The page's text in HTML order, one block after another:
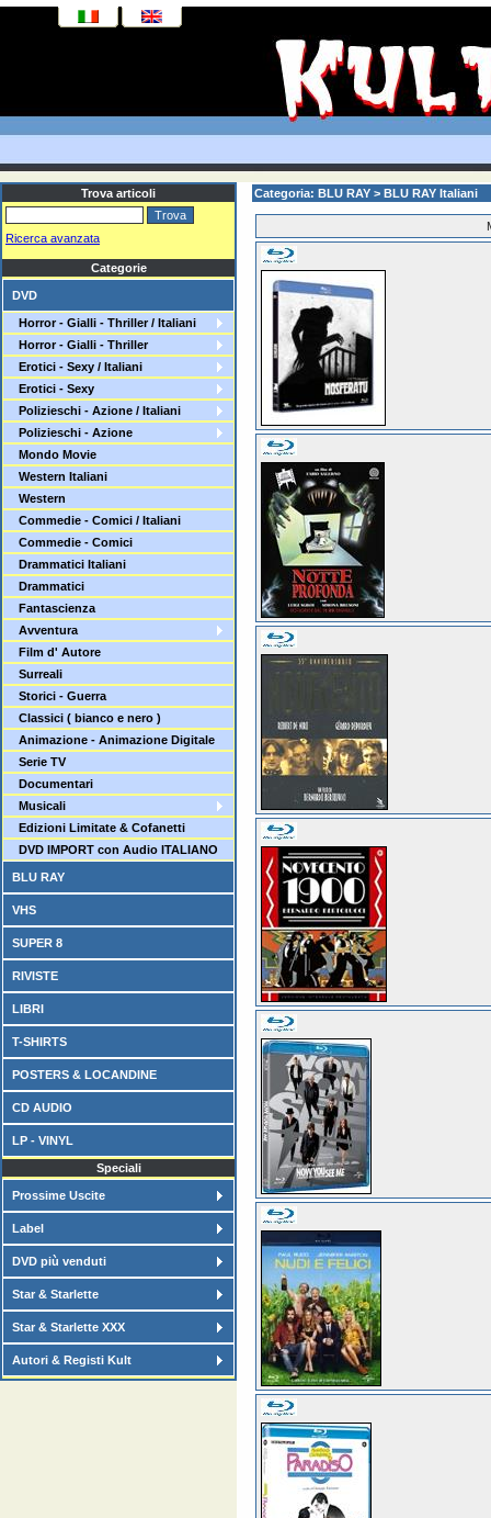
Trova articoli
Ricerca avanzata
Categorie
DVD
Horror - Gialli - Thriller / Italiani
Horror - Gialli - Thriller
Erotici - Sexy / Italiani
Erotici - Sexy
Polizieschi - Azione / Italiani
Polizieschi - Azione
Mondo Movie
Western Italiani
Western
Commedie - Comici / Italiani
Commedie - Comici
Drammatici Italiani
Drammatici
Fantascienza
Avventura
Film d' Autore
Surreali
Storici - Guerra
Classici ( bianco e nero )
Animazione - Animazione Digitale
Serie TV
Documentari
Musicali
Edizioni Limitate & Cofanetti
DVD IMPORT con Audio ITALIANO
BLU RAY
VHS
SUPER 8
RIVISTE
LIBRI
T-SHIRTS
POSTERS & LOCANDINE
CD AUDIO
LP - VINYL
Speciali
Prossime Uscite
Label
DVD più venduti
Star & Starlette
Star & Starlette XXX
Autori & Registi Kult
Categoria: BLU RAY > BLU RAY Italiani